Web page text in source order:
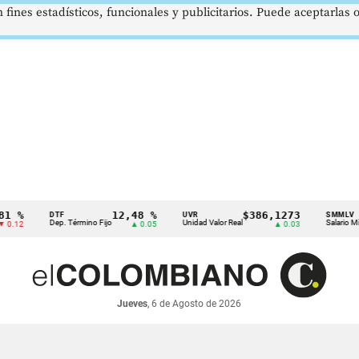
Dep. Término Fijo
12,48 %
▲ 0.05 Unidad Valor Real
$386,1273
▲ 0.03
SMMLV
Salario
Jueves, 6 de Agosto de 2026
estadísticos, funcionales y publicitarios. Puede aceptarlas